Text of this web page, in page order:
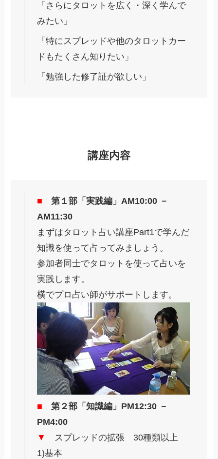
「さらにタロットを広く・深く学んで
みたい」
「特にスプレッドや他のタロットカー
ドもたくさん知りたい」
「勉強した修了証が欲しい」
講座内容
■
第１部「実践編」AM10:00 －
AM11:30
まずはタロット占い講座Part1で学んだ
知識を使って占ってみましょう。
参加者同士でタロットを使って占いを
実践します。
横でプロ占い師がサポートします。
■
第２部「知識編」PM12:30 －
PM4:00
▼
スプレッドの拡張 30種類以上
1)基本